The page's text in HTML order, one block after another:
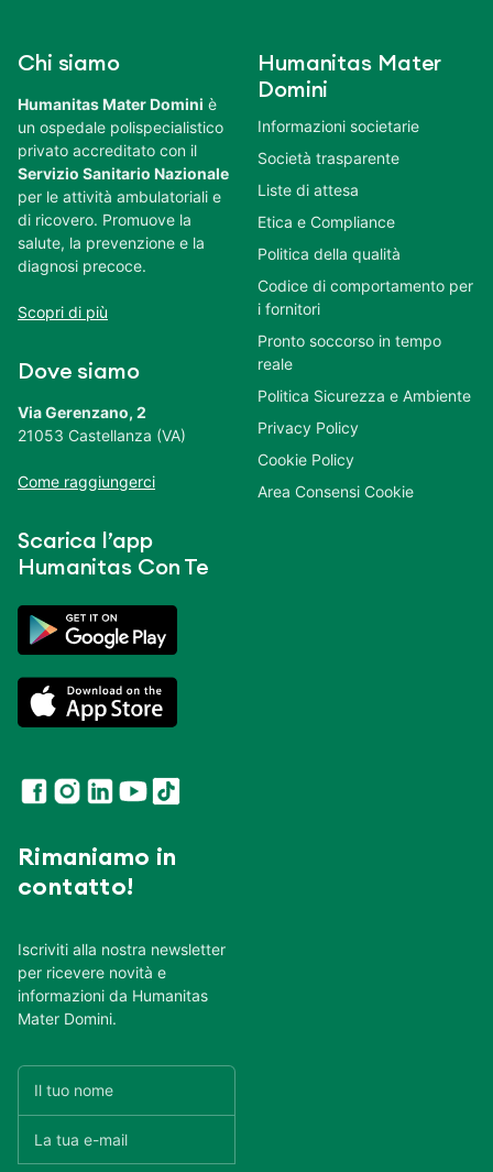
Chi siamo
Humanitas Mater Domini è
un ospedale polispecialistico
privato accreditato con il
Servizio Sanitario Nazionale
per le attività ambulatoriali e
di ricovero. Promuove la
salute, la prevenzione e la
diagnosi precoce.
Scopri di più
Dove siamo
Via Gerenzano, 2
21053 Castellanza (VA)
Come raggiungerci
Scarica l’app
Humanitas Con Te
Rimaniamo in
contatto!
Iscriviti alla nostra newsletter
per ricevere novità e
informazioni da Humanitas
Mater Domini.
Humanitas Mater
Domini
Informazioni societarie
Società trasparente
Liste di attesa
Etica e Compliance
Politica della qualità
Codice di comportamento per
i fornitori
Pronto soccorso in tempo
reale
Politica Sicurezza e Ambiente
Privacy Policy
Cookie Policy
Area Consensi Cookie